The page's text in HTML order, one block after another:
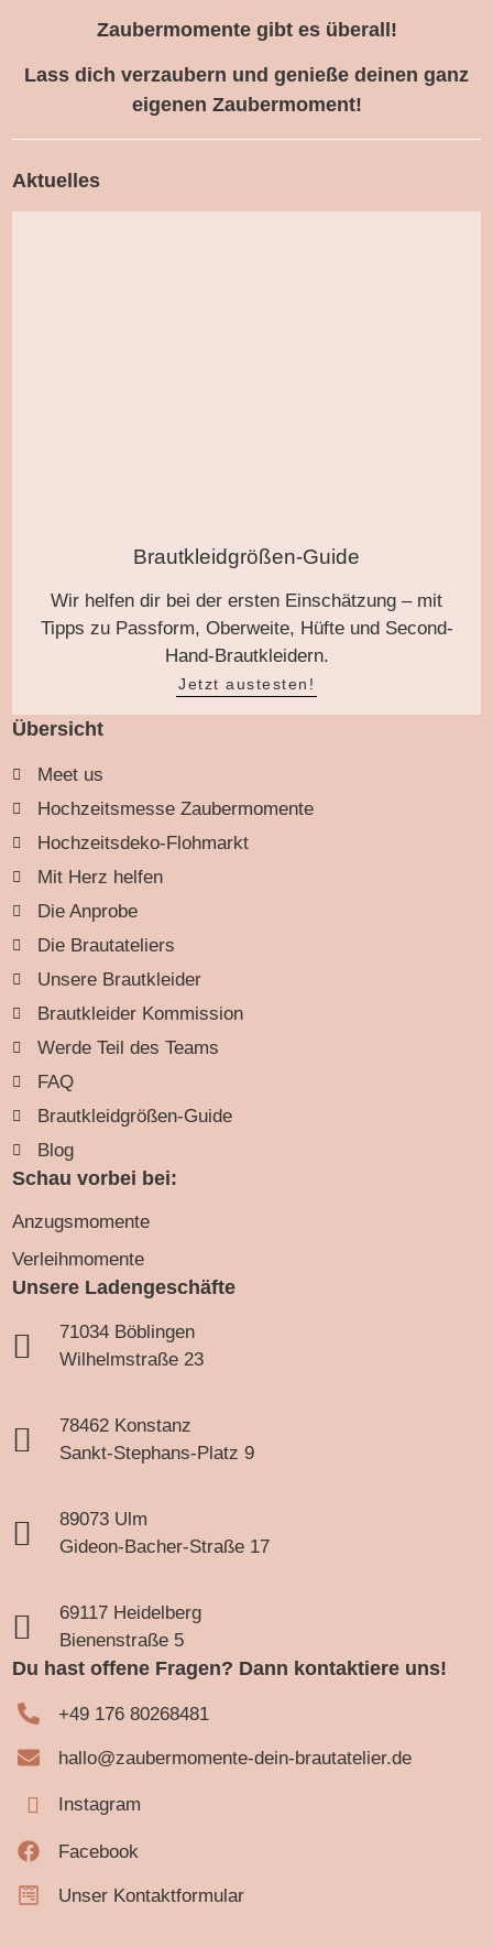
Zaubermomente gibt es überall!
Lass dich verzaubern und genieße deinen ganz
eigenen Zaubermoment!
Aktuelles
Brautkleidgrößen-Guide
Wir helfen dir bei der ersten Einschätzung – mit
Tipps zu Passform, Oberweite, Hüfte und Second-
Hand-Brautkleidern.
Jetzt austesten!
Übersicht
Meet us
Hochzeitsmesse Zaubermomente
Hochzeitsdeko-Flohmarkt
Mit Herz helfen
Die Anprobe
Die Brautateliers
Unsere Brautkleider
Brautkleider Kommission
Werde Teil des Teams
FAQ
Brautkleidgrößen-Guide
Blog
Schau vorbei bei:
Anzugsmomente
Verleihmomente
Unsere Ladengeschäfte
71034 Böblingen
Wilhelmstraße 23
78462 Konstanz
Sankt-Stephans-Platz 9
89073 Ulm
Gideon-Bacher-Straße 17
69117 Heidelberg
Bienenstraße 5
Du hast offene Fragen? Dann kontaktiere uns!
+49 176 80268481
hallo@zaubermomente-dein-brautatelier.de
Instagram
Facebook
Unser Kontaktformular